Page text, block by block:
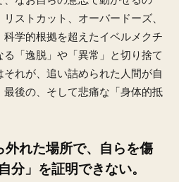
ストカット、オーバードーズ、
学的根拠を超えたイベルメクチ
「逸脱」や「異常」と切り捨て
れが、追い詰められた人間が自
後の、そして悲痛な「身体的抵
れた場所で、自らを傷
分」を証明できない。